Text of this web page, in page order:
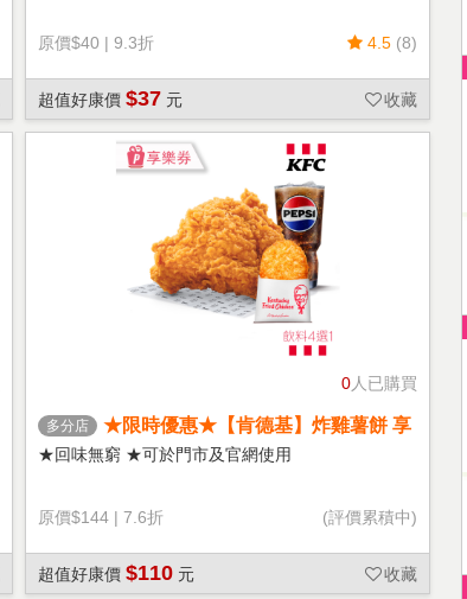
原價$40 | 9.3折 4.5 (8)
超值好康價 $37 元 收藏
0人已購買
多分店
★限時優惠★【肯德基】炸雞薯餅 享
樂券
★回味無窮 ★可於門市及官網使用
原價$144 | 7.6折 (評價累積中)
超值好康價 $110 元 收藏